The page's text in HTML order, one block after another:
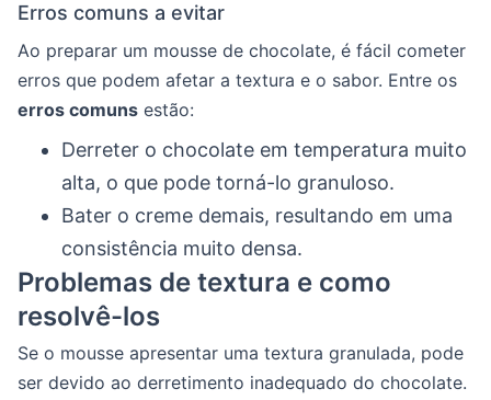
Erros comuns a evitar
Ao preparar um mousse de chocolate, é fácil cometer
erros que podem afetar a textura e o sabor. Entre os
erros comuns estão:
Derreter o chocolate em temperatura muito
alta, o que pode torná-lo granuloso.
Bater o creme demais, resultando em uma
consistência muito densa.
Problemas de textura e como
resolvê-los
Se o mousse apresentar uma textura granulada, pode
ser devido ao derretimento inadequado do chocolate.